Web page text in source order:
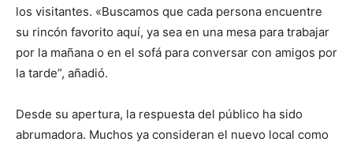
los visitantes. «Buscamos que cada persona encuentre
su rincón favorito aquí, ya sea en una mesa para trabajar
por la mañana o en el sofá para conversar con amigos por
la tarde”, añadió.
Desde su apertura, la respuesta del público ha sido
abrumadora. Muchos ya consideran el nuevo local como